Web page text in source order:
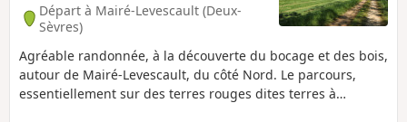
Départ à Mairé-Levescault (Deux-
Sèvres)
Agréable randonnée, à la découverte du bocage et des bois,
autour de Mairé-Levescault, du côté Nord. Le parcours,
essentiellement sur des terres rouges dites terres à